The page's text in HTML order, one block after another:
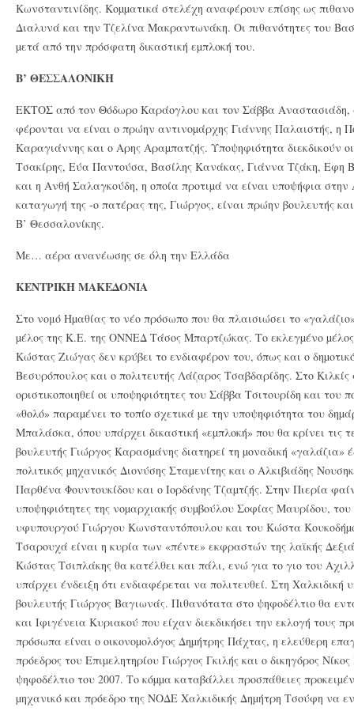
Κωνσταντινίδης. Κοµµατικά στελέχη αναφέρουν επίσης ως
Διαλυνά και την Τζελίνα Μακραντωνάκη. Οι πιθανότητες του
µετά από την πρόσφατη δικαστική εµπλοκή του.
Β’ ΘΕΣΣΑΛΟΝΙΚΗ
ΕΚΤΟΣ από τον Θόδωρο Καράογλου και τον Σάββα Αναστασιάδη,
φέρονται να είναι ο πρώην αντινοµάρχης Γιάννης Παλαιστής, η
Καραγιάννης και ο Αρης Αραµπατζής. Υποψηφιότητα διεκδικούν
Τσακίρης, Εύα Παντούσα, Βασίλης Κανάκας, Γιάννα Τζάκη, Εφη
και η Ανθή Σαλαγκούδη, η οποία προτιµά να είναι υποψήφια
καταγωγή της -ο πατέρας της, Γιώργος, είναι πρώην βουλευτής
Β’ Θεσσαλονίκης.
Με… αέρα ανανέωσης σε όλη την Ελλάδα
KENTΡΙΚΗ ΜΑΚΕΔΟΝΙΑ
Στο νομό Ηµαθίας το νέο πρόσωπο που θα πλαισιώσει το
µέλος της Κ.Ε. της ΟΝΝΕΔ Τάσος Μπαρτζώκας. Το εκλεγµένο µέλος
Κώστας Ζιώγας δεν κρύβει το ενδιαφέρον του, όπως και ο
Βεσυρόπουλος και ο πολιτευτής Λάζαρος Τσαβδαρίδης. Στο Κιλκίς
οριστικοποιηθεί οι υποψηφιότητες του Σάββα Τσιτουρίδη και
«θολό» παραµένει το τοπίο σχετικά µε την υποψηφιότητα του
Μπαλάσκα, όπου υπάρχει δικαστική «εµπλοκή» που θα κρίνει τις
βουλευτής Γιώργος Καρασµάνης διατηρεί τη µοναδική «γαλάζια»
πολιτικός µηχανικός Διονύσης Σταµενίτης και ο Αλκιβιάδης
Παρθένα Φουντουκίδου και ο Ιορδάνης Τζαµτζής. Στην Πιερία
υποψηφιότητες της νοµαρχιακής συµβούλου Σοφίας Μαυρίδου,
υφυπουργού Γιώργου Κωνσταντόπουλου και του Κώστα
Τσαρουχά είναι η κυρία των «πέντε» εκφραστών της λαϊκής
Κώστας Τσιπλάκης θα κατέλθει και πάλι, ενώ για το γιο του
υπάρχει ένδειξη ότι ενδιαφέρεται να πολιτευθεί. Στη Χαλκιδική
βουλευτής Γιώργος Βαγιωνάς. Πιθανότατα στο ψηφοδέλτιο θα
και Ιφιγένεια Κυριακού που είχαν διεκδικήσει την εκλογή τους
πρόσωπα είναι ο οικονοµολόγος Δηµήτρης Πάχτας, η ελεύθερη
πρόεδρος του Επιµελητηρίου Γιώργος Γκιλής και ο δικηγόρος
ψηφοδέλτιο του 2007. Το κόµµα καταβάλλει προσπάθειες
µηχανικό και πρόεδρο της ΝΟΔΕ Χαλκιδικής Δηµήτρη Τσούφη να